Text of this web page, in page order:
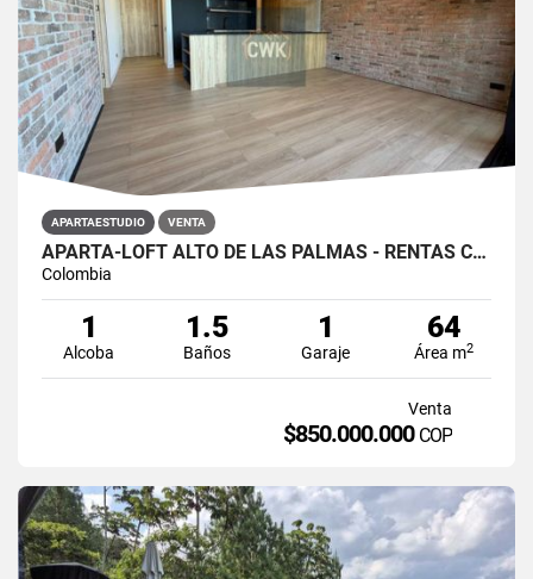
APARTAESTUDIO VENTA
APARTA-LOFT ALTO DE LAS PALMAS - RENTAS CORTAS
Colombia
1
Alcoba
1.5
Baños
1
Garaje
64
Área m2
Venta
$850.000.000 COP